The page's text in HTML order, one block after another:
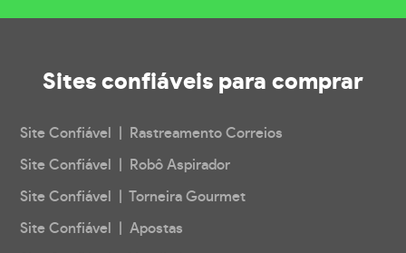
Sites confiáveis para comprar
Site Confiável | Rastreamento Correios
Site Confiável | Robô Aspirador
Site Confiável | Torneira Gourmet
Site Confiável | Apostas